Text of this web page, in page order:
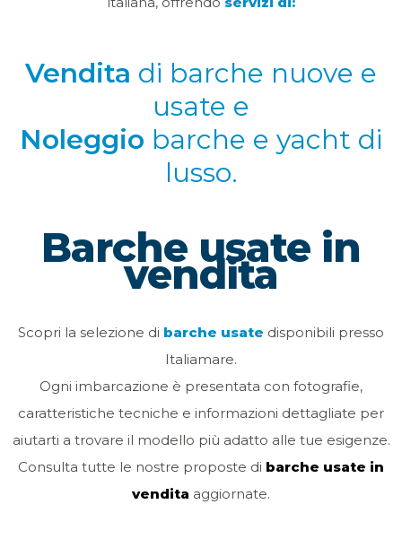
Vendita di barche nuove e
usate e
Noleggio barche e yacht di
lusso.
Barche usate in
vendita
Scopri la selezione di barche usate disponibili presso
Italiamare.
Ogni imbarcazione è presentata con fotografie,
caratteristiche tecniche e informazioni dettagliate per
aiutarti a trovare il modello più adatto alle tue esigenze.
Consulta tutte le nostre proposte di barche usate in
vendita aggiornate.